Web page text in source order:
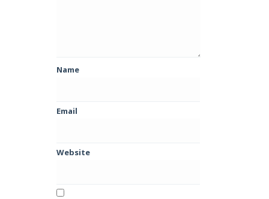
Name
Email
Website